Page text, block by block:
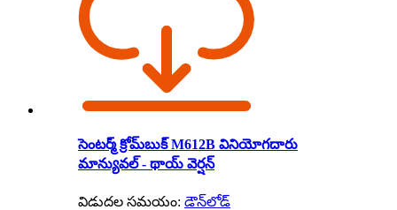
సెంటర్మ్ క్రోమ్‌బుక్ M612B వినియోగదారు
మాన్యువల్ - థాయ్ వెర్షన్
విడుదల సమయం: డౌన్‌లోడ్